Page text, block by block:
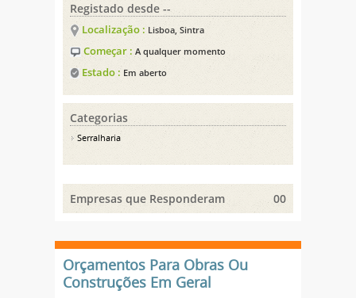
Registado desde --
Localização : Lisboa, Sintra
Começar : A qualquer momento
Estado : Em aberto
Categorias
Serralharia
Empresas que Responderam 00
Orçamentos Para Obras Ou
Construções Em Geral